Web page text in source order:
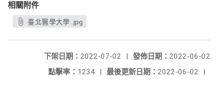
相關附件
臺北醫學大學..jpg
發佈日期： 2022-06-02
下架日期： 2022-07-02
|
最後更新日期： 2022-06-02 |
點擊率： 1234 |